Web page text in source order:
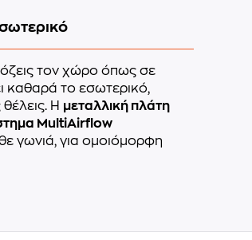
τον χώρο όπως σε
καθαρά το εσωτερικό,
Η μεταλλική πλάτη
MultiAirflow
γωνιά, για ομοιόμορφη